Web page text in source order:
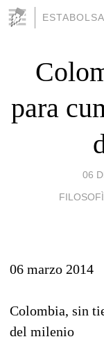
para
06
06 marzo 2014
Colombia, sin
del milenio